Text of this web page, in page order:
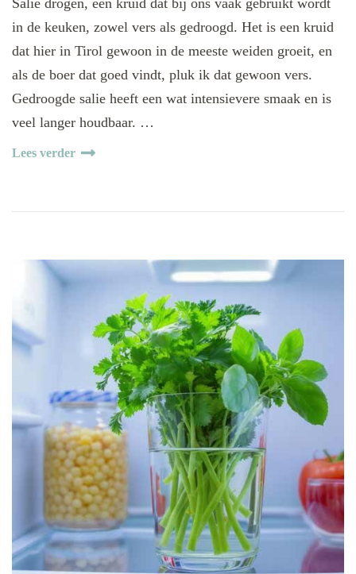
in de keuken, zowel vers als gedroogd. Het is een kruid
dat hier in Tirol gewoon in de meeste weiden groeit, en
als de boer dat goed vindt, pluk ik dat gewoon vers.
Gedroogde salie heeft een wat intensievere smaak en is
veel langer houdbaar. …
Lees verder